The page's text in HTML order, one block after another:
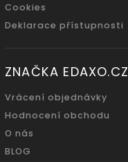
Cookies
Deklarace přístupnosti
ZNAČKA EDAXO.CZ
Vrácení objednávky
Hodnocení obchodu
O nás
BLOG